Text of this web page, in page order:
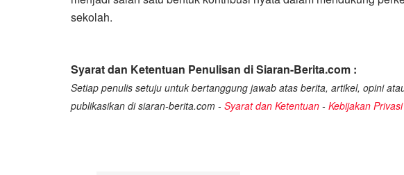
sekolah.
Syarat dan Ketentuan Penulisan di Siaran-Berita.com :
Setiap penulis setuju untuk bertanggung jawab atas berita, artikel, opini
publikasikan di siaran-berita.com - Syarat dan Ketentuan - Kebijakan Privasi